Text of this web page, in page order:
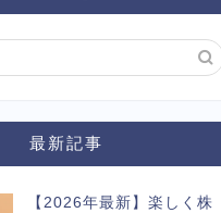
最新記事
【2026年最新】楽しく株